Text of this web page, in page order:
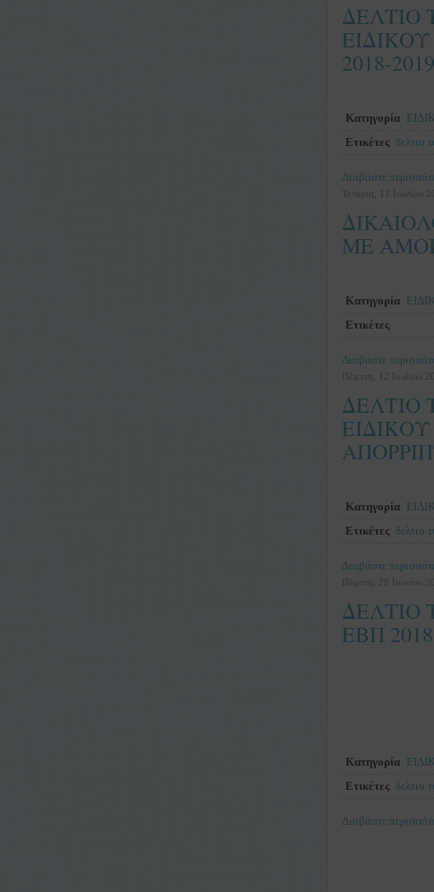
ΔΕΛΤΙΟ
2018-2019
Κατηγορία
Ετικέτες δελτιο
Διαβάστε
Τετάρτη, 11 Ιουλίου
ΜΕ
Κατηγορία
Ετικέτες
Διαβάστε
Πέμπτη, 12 Ιουλίου
ΔΕΛΤΙΟ
Κατηγορία
Ετικέτες δελτιο
Διαβάστε
Πέμπτη, 28 Ιουνίου
ΔΕΛΤΙΟ
ΕΒΠ
Κατηγορία
Ετικέτες δελτιο
Διαβάστε